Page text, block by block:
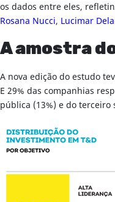
os dados entre eles,
Rosana Nucci, Lucimar
A amostra
A nova edição do estudo
E 29% das companhias
pública (13%) e do terceiro